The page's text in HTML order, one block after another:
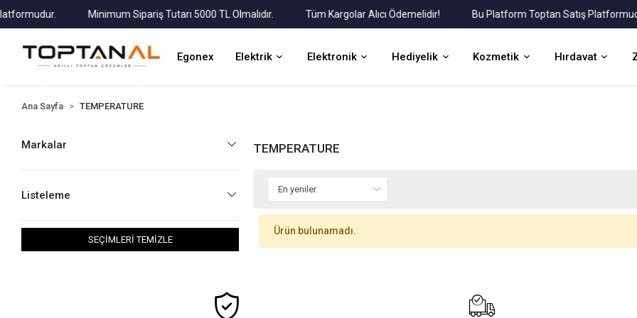
Minimum Sipariş Tutarı 5000 TL Olmalıdır. Tüm Kargolar Alıcı Ödemelidir! Bu Platform Toptan Satış Platformudur.
Egonex Elektrik Elektronik Hediyelik Kozmetik Hırdavat
Ana Sayfa TEMPERATURE
Markalar
Listeleme
SEÇİMLERİ TEMİZLE
TEMPERATURE
Ürün bulunamadı.